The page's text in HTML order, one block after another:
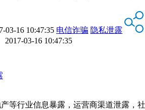
03-16 10:47:35 电信诈骗 隐私泄露
03-16 10:47:35
等行业信息暴露，运营商渠道泄露，